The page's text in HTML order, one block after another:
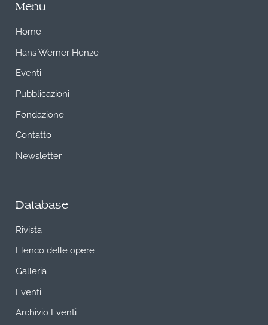
Menu
Home
Hans Werner Henze
Eventi
Pubblicazioni
Fondazione
Contatto
Newsletter
Database
Rivista
Elenco delle opere
Galleria
Eventi
Archivio Eventi